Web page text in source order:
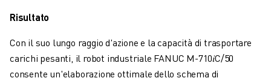
CARRIERA
UNISCITI A NOI " CAREER PORTAL
CONTATTACI
Risultato
Con il suo lungo raggio d'azione e la capacità di trasportare
carichi pesanti, il robot industriale FANUC M-710𝑖C/50
consente un'elaborazione ottimale dello schema di